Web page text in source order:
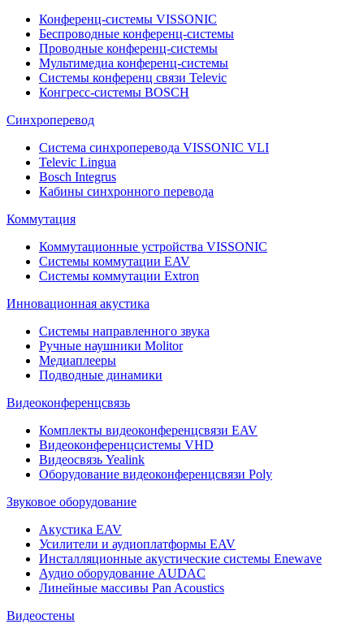
Конференц-системы VISSONIC
Беспроводные конференц-системы
Проводные конференц-системы
Мультимедиа конференц-системы
Системы конференц связи Televic
Конгресс-системы BOSCH
Синхроперевод
Система синхроперевода VISSONIC VLI
Televic Lingua
Bosch Integrus
Кабины синхронного перевода
Коммутация
Коммутационные устройства VISSONIC
Системы коммутации EAV
Системы коммутации Extron
Инновационная акустика
Системы направленного звука
Ручные наушники Molitor
Медиаплееры
Подводные динамики
Видеоконференцсвязь
Комплекты видеоконференцсвязи EAV
Видеоконференцсистемы VHD
Видеосвязь Yealink
Оборудование видеоконференцсвязи Poly
Звуковое оборудование
Акустика EAV
Усилители и аудиоплатформы EAV
Инсталляционные акустические системы Enewave
Аудио оборудование AUDAC
Линейные массивы Pan Acoustics
Видеостены